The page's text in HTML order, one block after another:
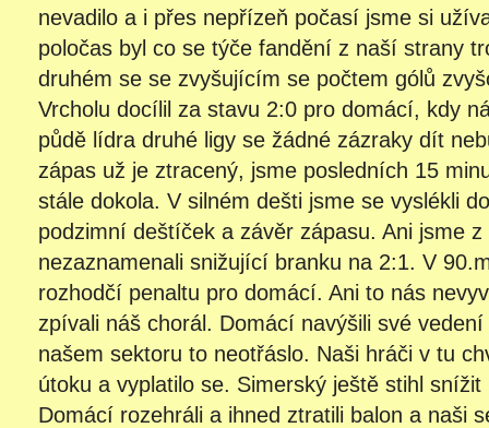
nevadilo a i přes nepřízeň počasí jsme si
poločas byl co se týče fandění z naší strany
druhém se se zvyšujícím se počtem gólů
Vrcholu docílil za stavu 2:0 pro domácí, kdy
půdě lídra druhé ligy se žádné zázraky dít
zápas už je ztracený, jsme posledních 15
stále dokola. V silném dešti jsme se vyslékli
podzimní deštíček a závěr zápasu. Ani jsme
nezaznamenali snižující branku na 2:1. V
rozhodčí penaltu pro domácí. Ani to nás
zpívali náš chorál. Domácí navýšili své
našem sektoru to neotřáslo. Naši hráči v tu
útoku a vyplatilo se. Simerský ještě stihl
Domácí rozehráli a ihned ztratili balon a naši